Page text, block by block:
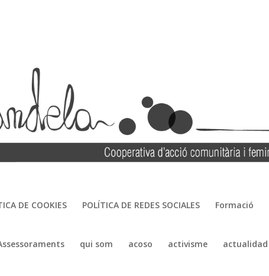
DE COOKIES POLÍTICA DE REDES SOCIALES Formació
qui som acoso activisme actualidad